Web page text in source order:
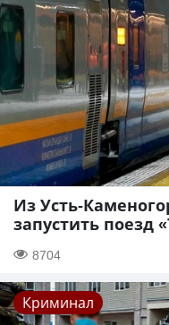
Из Усть-
запустить поезд
8704
Криминал